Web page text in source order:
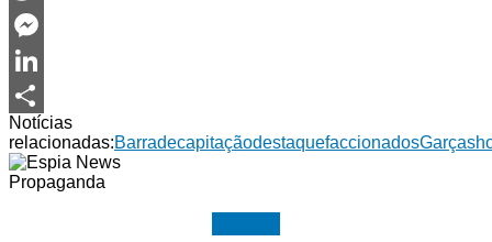
Twitter
Messenger
LinkedIn
Share
Notícias
relacionadas:BarradecapitaçãodestaquefaccionadosGarças
Propaganda